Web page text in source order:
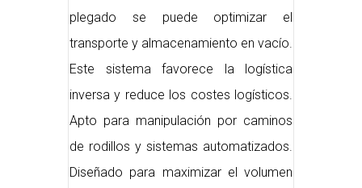
plegado se puede optimizar el
transporte y almacenamiento en vacío.
Este sistema favorece la logística
inversa y reduce los costes logísticos.
Apto para manipulación por caminos
de rodillos y sistemas automatizados.
Diseñado para maximizar el volumen